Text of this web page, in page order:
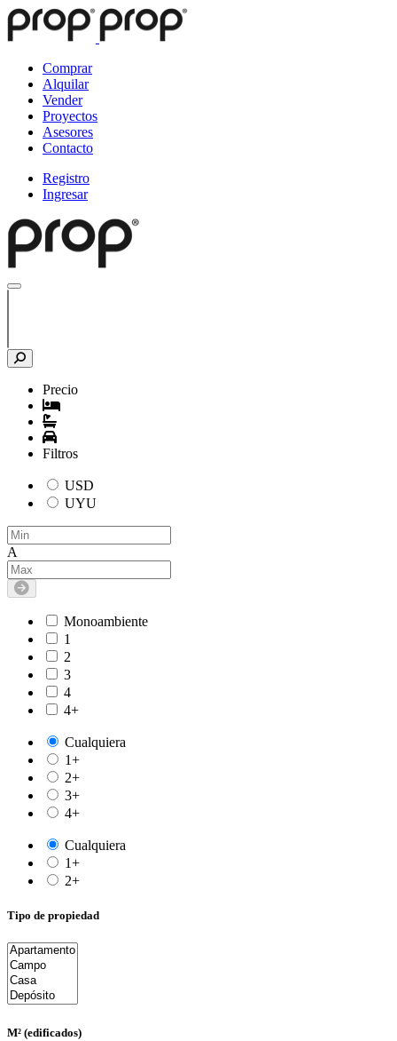
Comprar
Alquilar
Vender
Proyectos
Asesores
Contacto
Registro
Ingresar
Precio
Filtros
USD
UYU
A
Monoambiente
1
2
3
4
4+
Cualquiera
1+
2+
3+
4+
Cualquiera
1+
2+
Tipo de propiedad
M² (edificados)